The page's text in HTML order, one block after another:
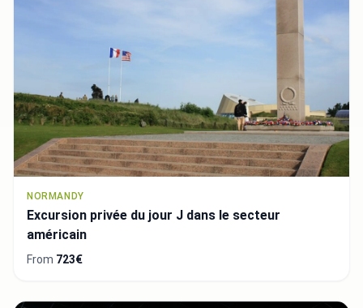
NORMANDY
Excursion privée du jour J dans le secteur
américain
From 723€